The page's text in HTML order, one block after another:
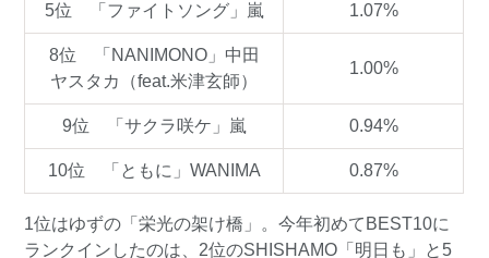
5位 「ファイトソング」嵐 1.07%
8位 「NANIMONO」中田
ヤスタカ（feat.米津玄師）
1.00%
9位 「サクラ咲ケ」嵐 0.94%
10位 「ともに」WANIMA 0.87%
1位はゆずの「栄光の架け橋」。今年初めてBEST10に
ランクインしたのは、2位のSHISHAMO「明日も」と5